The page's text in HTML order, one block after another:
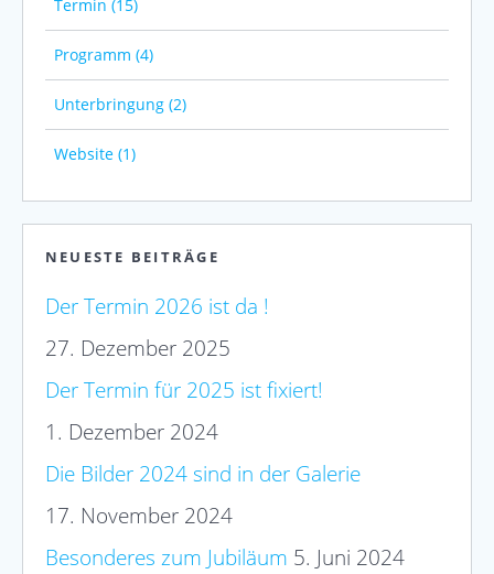
NEUESTE BEITRÄGE
Der Termin 2026 ist da !
27. Dezember 2025
Der Termin für 2025 ist fixiert!
1. Dezember 2024
Die Bilder 2024 sind in der Galerie
17. November 2024
Besonderes zum Jubiläum 5. Juni 2024
Termin (15)
Programm (4)
Unterbringung (2)
Website (1)